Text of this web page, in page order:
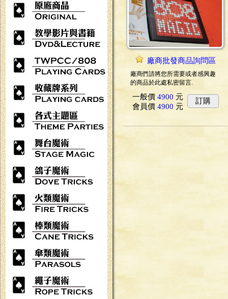
廠商批發商品詢問區
廠商們請將您所需要或者感興趣
的商品於此處私密留言.
一般價 4900 元
會員價 4900 元
訂購